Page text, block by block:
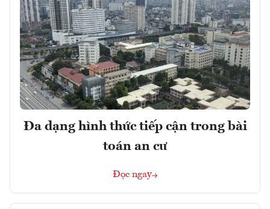
Đa dạng hình thức tiếp cận trong bài
toán an cư
Đọc ngay